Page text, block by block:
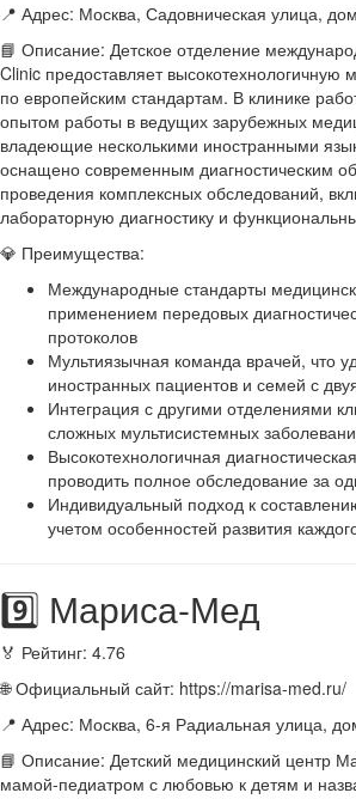
📍 Адрес: Москва, Садовническая улица,
📘 Описание: Детское отделение
Clinic предоставляет
по европейским стандартам. В клинике
опытом работы в ведущих зарубежных
владеющие несколькими иностранными
оснащено современным диагностическим
проведения комплексных обследований,
лабораторную диагностику и
💎 Преимущества:
Международные стандарты
применением передовых
протоколов
Мультиязычная команда врачей, что
иностранных пациентов и семей с
Интеграция с другими отделениями
сложных мультисистемных
Высокотехнологичная
проводить полное обследование за
Индивидуальный подход к
учетом особенностей развития
9️⃣ Мариса-Мед
🏅 Рейтинг: 4.76
🌐 Официальный сайт: https://marisa-med.ru/
📍 Адрес: Москва, 6-я Радиальная улица,
📘 Описание: Детский медицинский центр
мамой-педиатром с любовью к детям и